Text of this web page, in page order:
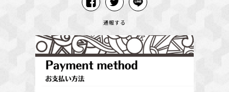
通報する